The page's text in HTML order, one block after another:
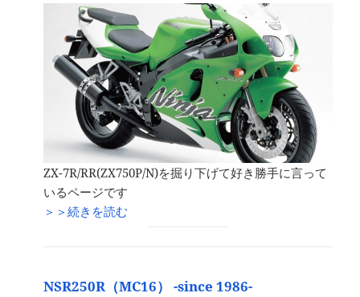
ZX-7R/RR(ZX750P/N)を掘り下げて好き勝手に言って
いるページです
＞＞続きを読む
NSR250R（MC16） -since 1986-